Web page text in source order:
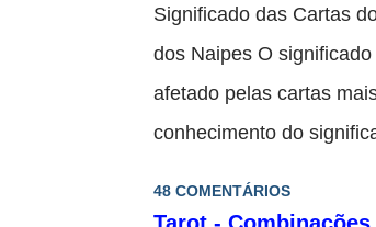
Significado das Cartas
dos Naipes O
afetado pelas cartas
conhecimento do
parte da vida da pessoa
48 COMENTÁRIOS